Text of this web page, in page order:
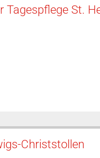
St.
Christstollen